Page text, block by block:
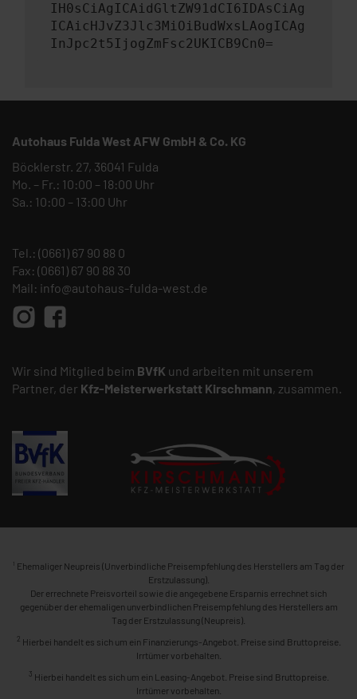
IH0sCiAgICAidGltZW91dCI6IDAsCiAg
ICAicHJvZ3Jlc3MiOiBudWxsLAogICAg
InJpc2t5IjogZmFsc2UKICB9Cn0=
Autohaus Fulda West AFW GmbH & Co. KG
Böcklerstr. 27, 36041 Fulda
Mo. – Fr.: 10:00 – 18:00 Uhr
Sa.: 10:00 – 13:00 Uhr
Tel.: (0661) 67 90 88 0
Fax: (0661) 67 90 88 30
Mail: info@autohaus-fulda-west.de
Wir sind Mitglied beim BVfK und arbeiten mit unserem
Partner, der Kfz-Meisterwerkstatt Kirschmann, zusammen.
1 Ehemaliger Neupreis (Unverbindliche Preisempfehlung des Herstellers am Tag der
Erstzulassung).
Der errechnete Preisvorteil sowie die angegebene Ersparnis errechnet sich
gegenüber der ehemaligen unverbindlichen Preisempfehlung des Herstellers am
Tag der Erstzulassung (Neupreis).
2 Hierbei handelt es sich um ein Finanzierungs-Angebot. Preise sind Bruttopreise.
Irrtümer vorbehalten.
3 Hierbei handelt es sich um ein Leasing-Angebot. Preise sind Bruttopreise.
Irrtümer vorbehalten.